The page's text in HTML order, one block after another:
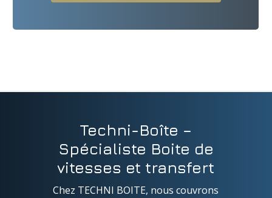
Techni-Boîte –
Spécialiste Boite de
vitesses et transfert
Chez TECHNI BOITE, nous couvrons